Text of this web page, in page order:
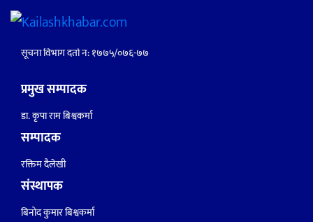
सूचना विभाग दर्ता नं: १७७५/०७६-७७
प्रमुख सम्पादक
डा. कृपा राम बिश्वकर्मा
सम्पादक
रक्तिम दैलेखी
संस्थापक
बिनोद कुमार बिश्वकर्मा